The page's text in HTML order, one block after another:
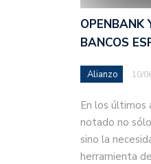
OPENBANK
BANCOS
Alianzo 10/
En los últimos
notado no
sino la
herramienta